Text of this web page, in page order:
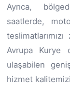
Ayrıca,
saatlerde,
Avrupa Kurye
ulaşabilen
hizmet